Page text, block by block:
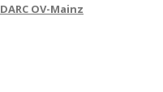
DARC OV-Mainz